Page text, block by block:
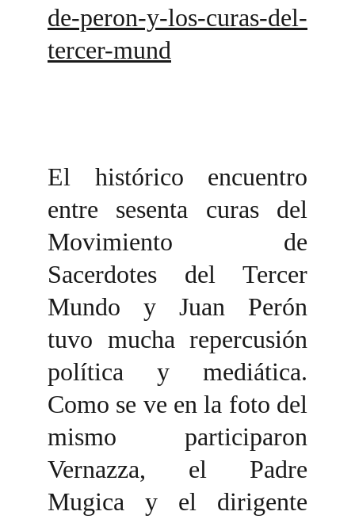
de-peron-y-los-curas-del-
tercer-mund
El histórico encuentro
entre sesenta curas del
Movimiento de
Sacerdotes del Tercer
Mundo y Juan Perón
tuvo mucha repercusión
política y mediática.
Como se ve en la foto del
mismo participaron
Vernazza, el Padre
Mugica y el dirigente